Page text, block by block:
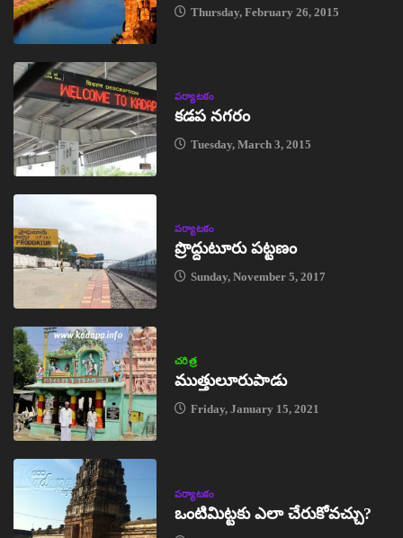
Thursday, February 26, 2015
పర్యాటకం
కడప నగరం
Tuesday, March 3, 2015
పర్యాటకం
ప్రొద్దుటూరు పట్టణం
Sunday, November 5, 2017
చరిత్ర
ముత్తులూరుపాడు
Friday, January 15, 2021
పర్యాటకం
ఒంటిమిట్టకు ఎలా చేరుకోవచ్చు?